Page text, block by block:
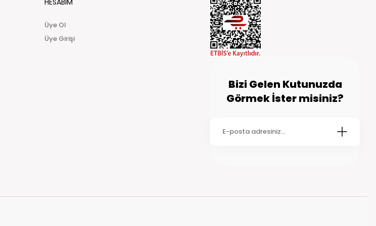
aracılık etmesi sebebiyle kapıda nakit ödemelerde 90 TL ve kapıda kredi kartı ile ödemelerde 90 TL kapıda ödeme
Siparişinizi oluşturduktan sonra en geç 24 saat içinde kargoya teslim edilmektedir. Siparişiniz kargoya teslim
edildikten sonra 1 ile 3 iş günü içerisinde Yurtiçi kargo şirketi tarafından size ulaştırılır. Bazı kırsal bölgelerde
HESABIM
Üye Ol
Üye Girişi
Bizi Gelen Kutunuzda
Görmek İster misiniz?